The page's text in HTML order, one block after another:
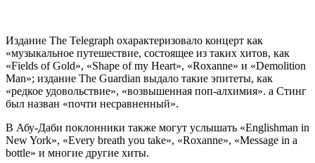
Издание The Telegraph охарактеризовало концерт как
«музыкальное путешествие, состоящее из таких хитов, как
«Fields of Gold», «Shape of my Heart», «Roxanne» и «Demolition
Man»; издание The Guardian выдало такие эпитеты, как
«редкое удовольствие», «возвышенная поп-алхимия». а Стинг
был назван «почти несравненный».
В Абу-Даби поклонники также могут услышать «Englishman in
New York», «Every breath you take», «Roxanne», «Message in a
bottle» и многие другие хиты.